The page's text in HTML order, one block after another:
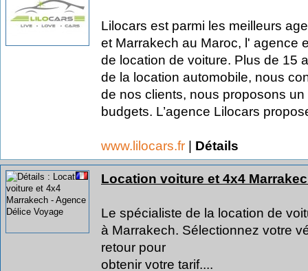
Lilocars est parmi les meilleurs
et Marrakech au Maroc, l' agence
de location de voiture. Plus de 15
de la location automobile, nous
de nos clients, nous proposons
budgets. L’agence Lilocars
www.lilocars.fr | Détails
Location voiture et 4x4
Le spécialiste de la location de
à Marrakech. Sélectionnez votre
retour pour
obtenir votre tarif....